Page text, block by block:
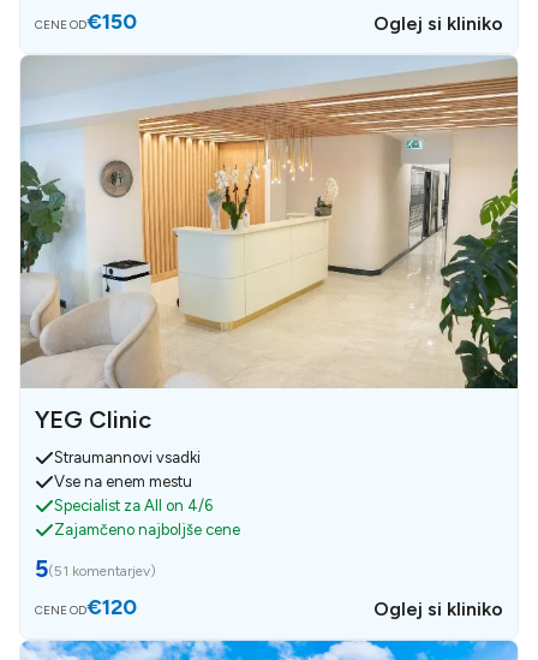
CENE OD€150 Oglej si kliniko
YEG Clinic
Straumannovi vsadki
Vse na enem mestu
Specialist za All on 4/6
Zajamčeno najboljše cene
5(51 komentarjev)
CENE OD€120 Oglej si kliniko